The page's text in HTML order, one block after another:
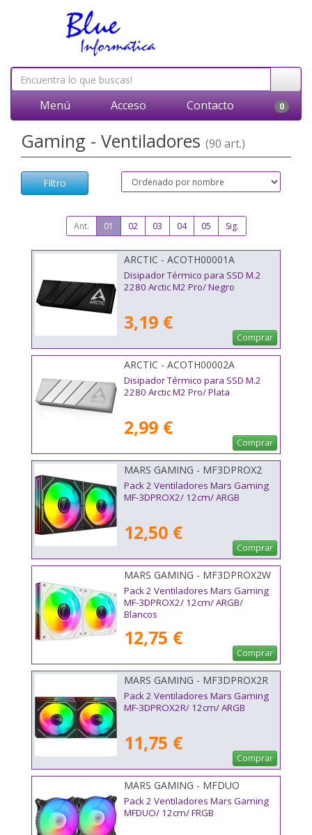
Menú Acceso Contacto 0
Gaming - Ventiladores (90 art.)
Filtro
Ant. 01 02 03 04 05 Sig.
ARCTIC - ACOTH00001A
Disipador Térmico para SSD M.2
2280 Arctic M2 Pro/ Negro
3,19 €
Comprar
ARCTIC - ACOTH00002A
Disipador Térmico para SSD M.2
2280 Arctic M2 Pro/ Plata
2,99 €
Comprar
MARS GAMING - MF3DPROX2
Pack 2 Ventiladores Mars Gaming
MF-3DPROX2/ 12cm/ ARGB
12,50 €
Comprar
MARS GAMING - MF3DPROX2W
Pack 2 Ventiladores Mars Gaming
MF-3DPROX2/ 12cm/ ARGB/
Blancos
12,75 €
Comprar
MARS GAMING - MF3DPROX2R
Pack 2 Ventiladores Mars Gaming
MF-3DPROX2R/ 12cm/ ARGB
11,75 €
Comprar
MARS GAMING - MFDUO
Pack 2 Ventiladores Mars Gaming
MFDUO/ 12cm/ FRGB